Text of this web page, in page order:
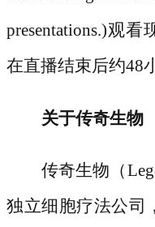
presentations.)观
在直播结束后约48
关于传奇生物
传奇生物（
独立细胞疗法公司